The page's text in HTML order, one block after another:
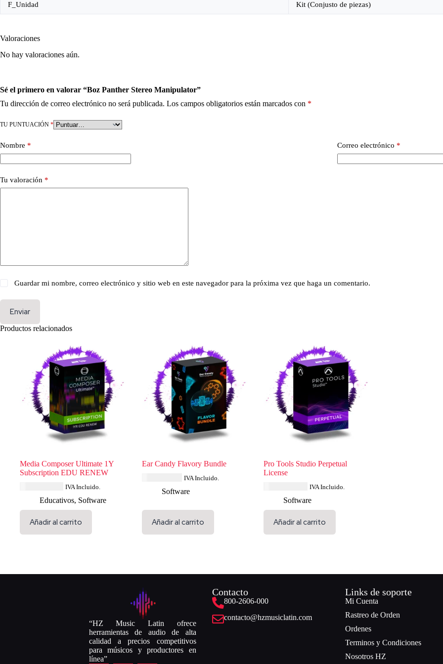
F_Unidad Kit (Conjusto de piezas)
Valoraciones
No hay valoraciones aún.
Sé el primero en valorar “Boz Panther Stereo Manipulator”
Tu dirección de correo electrónico no será publicada. Los campos obligatorios están marcados con *
TU PUNTUACIÓN *
Nombre * Correo electrónico *
Tu valoración *
Guardar mi nombre, correo electrónico y sitio web en este navegador para la próxima vez que haga un comentario.
Enviar
Productos relacionados
Media Composer Ultimate 1Y
Subscription EDU RENEW
IVA Incluido.
Educativos, Software
Añadir al carrito
Ear Candy Flavory Bundle
IVA Incluido.
Software
Añadir al carrito
Pro Tools Studio Perpetual
License
IVA Incluido.
Software
Añadir al carrito
“HZ Music Latin ofrece
herramientas de audio de alta
calidad a precios competitivos
para músicos y productores en
línea”
Contacto
800-2606-000
contacto@hzmusiclatin.com
Links de soporte
Mi Cuenta
Rastreo de Orden
Ordenes
Terminos y Condiciones
Nosotros HZ